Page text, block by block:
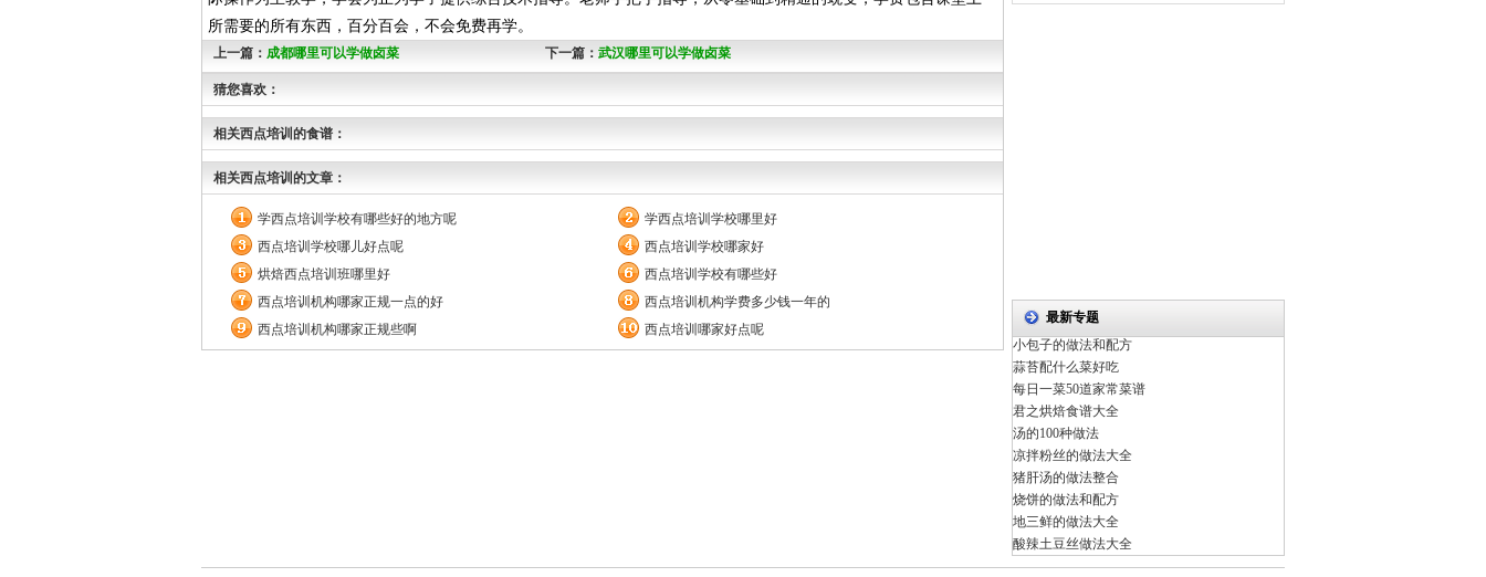
所需要的所有东西，百分百会，不会免费再学。
上一篇： 成都哪里可以学做卤菜 下一篇： 武汉哪里可以学做卤菜
猜您喜欢：
相关西点培训的食谱：
相关西点培训的文章：
学西点培训学校有哪些好的地方呢
学西点培训学校哪里好
西点培训学校哪儿好点呢
西点培训学校哪家好
烘焙西点培训班哪里好
西点培训学校有哪些好
西点培训机构哪家正规一点的好
西点培训机构学费多少钱一年的
西点培训机构哪家正规些啊
西点培训哪家好点呢
最新专题
小包子的做法和配方
蒜苔配什么菜好吃
每日一菜50道家常菜谱
君之烘焙食谱大全
汤的100种做法
凉拌粉丝的做法大全
猪肝汤的做法整合
烧饼的做法和配方
地三鲜的做法大全
酸辣土豆丝做法大全